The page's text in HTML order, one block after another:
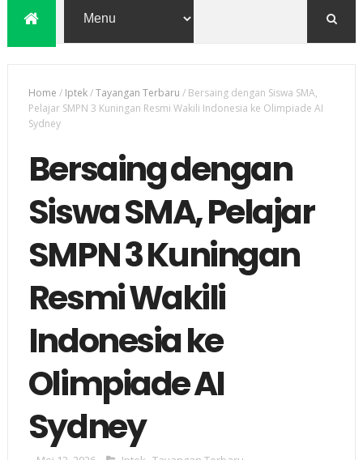
Home / Iptek/Tayangan Terbaru / Bersaing dengan Siswa SMA,
Pelajar SMPN 3 Kuningan Resmi Wakili Indonesia ke Olimpiade AI
Sydney
Bersaing dengan
Siswa SMA, Pelajar
SMPN 3 Kuningan
Resmi Wakili
Indonesia ke
Olimpiade AI
Sydney